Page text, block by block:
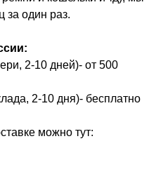
за один раз.
2-10 дней)- от 500
2-10 дня)- бесплатно
можно тут: